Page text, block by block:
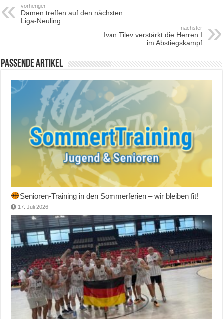
vorheriger
Damen treffen auf den nächsten
Liga-Neuling
nächster
Ivan Tilev verstärkt die Herren I
im Abstiegskampf
Passende Artikel
Senioren-Training in den Sommerferien – wir bleiben fit!
17. Juli 2026